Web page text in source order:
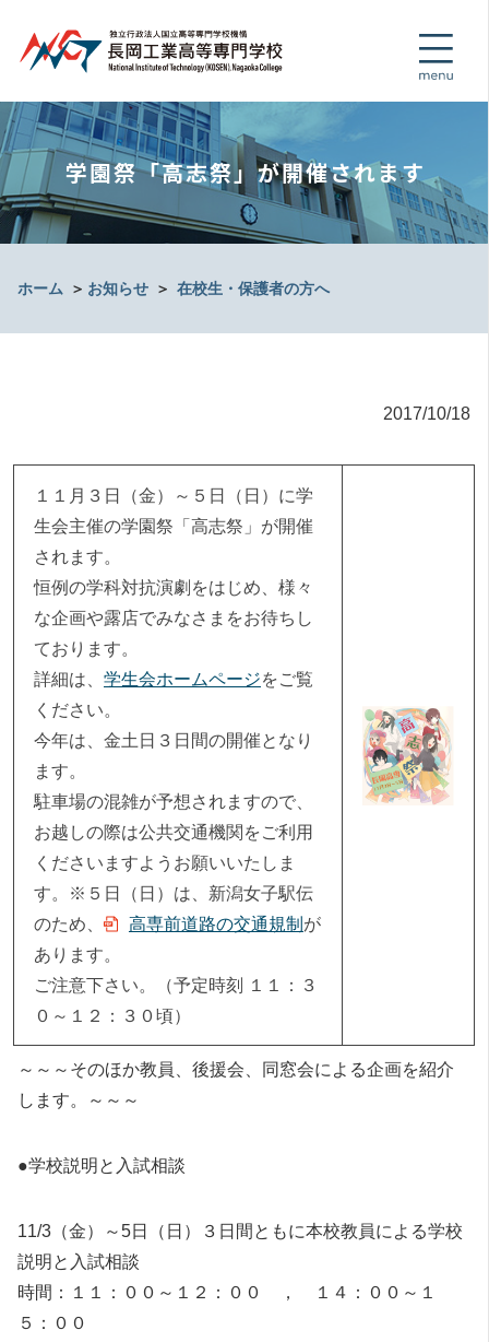
学園祭「高志祭」が開催されます
ホーム ＞ お知らせ ＞ 在校生・保護者の方へ
2017/10/18
１１月３日（金）～５日（日）に学
生会主催の学園祭「高志祭」が開催
されます。
恒例の学科対抗演劇をはじめ、様々
な企画や露店でみなさまをお待ちし
ております。
詳細は、 学生会ホームページをご覧
ください。
今年は、金土日３日間の開催となり
ます。
駐車場の混雑が予想されますので、
お越しの際は公共交通機関をご利用
くださいますようお願いいたしま
す。※５日（日）は、新潟女子駅伝
のため、
高専前道路の交通規制 が
あります。
ご注意下さい。（予定時刻 １１：３
０～１２：３０頃）
～～～そのほか教員、後援会、同窓会による企画を紹介
します。～～～
●学校説明と入試相談
11/3（金）～5日（日）３日間ともに本校教員による学校
説明と入試相談
時間：１１：００～１２：００ ， １４：００～１
５：００